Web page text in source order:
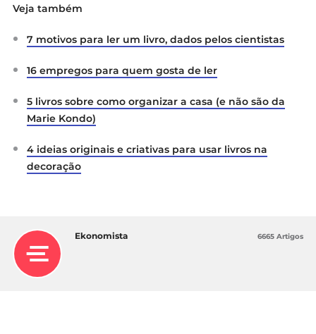
Veja também
7 motivos para ler um livro, dados pelos cientistas
16 empregos para quem gosta de ler
5 livros sobre como organizar a casa (e não são da
Marie Kondo)
4 ideias originais e criativas para usar livros na
decoração
Ekonomista 6665 Artigos